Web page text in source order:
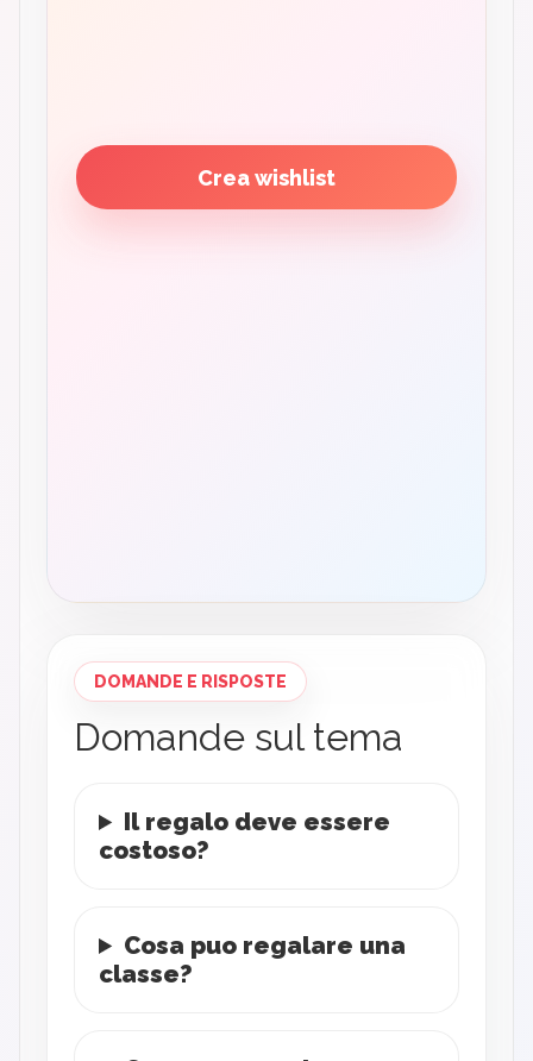
Crea wishlist
DOMANDE E RISPOSTE
Domande sul tema
Il regalo deve essere
costoso?
Cosa puo regalare una
classe?